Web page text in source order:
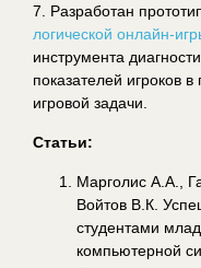
7. Разработан
логической онлайн-
инструмента
показателей игроков
игровой задачи.
Статьи:
Марголис А.А.,
Войтов В.К.
студентами
компьютерной